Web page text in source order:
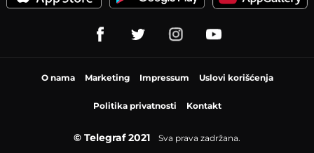
O nama Marketing Impressum Uslovi korišćenja
Politika privatnosti Kontakt
© Telegraf 2021 Sva prava zadržana.